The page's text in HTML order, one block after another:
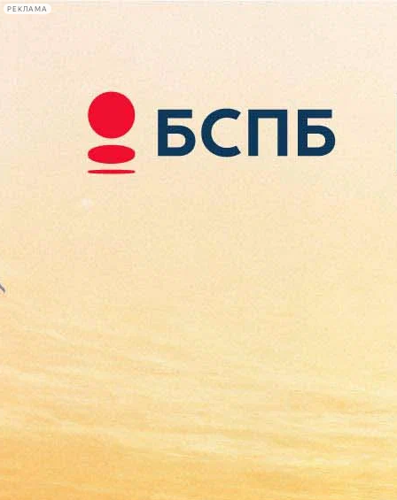
РЕКЛАМА
Сегодня:
2026.08.09
13:14
Афиша Plus
США направили в Польшу
документы об экстрадиции
Романа Полански